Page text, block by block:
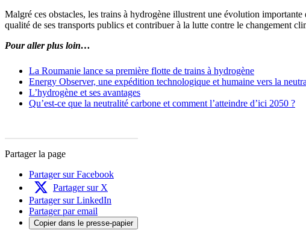
Malgré ces obstacles, les trains à hydrogène illustrent une évolution
qualité de ses transports publics et contribuer à la lutte contre le changement
Pour aller plus loin…
La Roumanie lance sa première flotte de trains à hydrogène
Energy Observer, une expédition technologique et humaine vers la
L’hydrogène et ses avantages
Qu’est-ce que la neutralité carbone et comment l’atteindre d’ici 2050 ?
Partager la page
Partager sur Facebook
Partager sur X
Partager sur LinkedIn
Partager par email
Copier dans le presse-papier